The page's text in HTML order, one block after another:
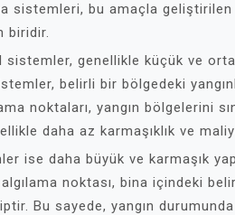
sistemleri, bu amaçla
biridir.
sistemler, genellikle küçük ve
belirli bir bölgedeki
noktaları, yangın bölgelerini
daha az karmaşıklık ve
ise daha büyük ve karmaşık
noktası, bina içindeki
Bu sayede, yangın